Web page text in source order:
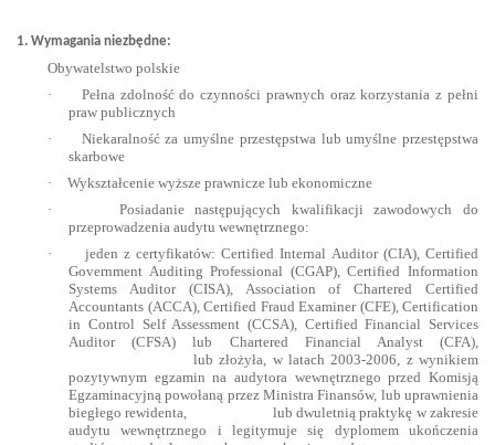
1. Wymagania niezbędne:
Obywatelstwo polskie
·
Pełna zdolność do czynności prawnych oraz korzystania z pełni
praw publicznych
·
Niekaralność za umyślne przestępstwa lub umyślne przestępstwa
skarbowe
·
Wykształcenie wyższe prawnicze lub ekonomiczne
·
Posiadanie następujących kwalifikacji zawodowych do
przeprowadzenia audytu wewnętrznego:
·
jeden z certyfikatów: Certified Internal Auditor (CIA), Certified
Government Auditing Professional (CGAP), Certified Information
Systems Auditor (CISA), Association of Chartered Certified
Accountants (ACCA), Certified Fraud Examiner (CFE), Certification
in Control Self Assessment (CCSA), Certified Financial Services
Auditor (CFSA) lub Chartered Financial Analyst (CFA),
lub złożyła, w latach 2003-2006, z wynikiem
pozytywnym egzamin na audytora wewnętrznego przed Komisją
Egzaminacyjną powołaną przez Ministra Finansów, lub uprawnienia
biegłego rewidenta,
lub dwuletnią praktykę w zakresie
audytu wewnętrznego i legitymuje się dyplomem ukończenia